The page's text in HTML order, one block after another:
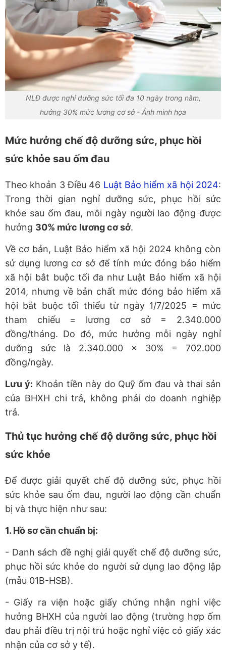
NLĐ được nghỉ dưỡng sức tối đa 10 ngày trong năm,
hưởng 30% mức lương cơ sở - Ảnh minh họa
Mức hưởng chế độ dưỡng sức, phục hồi
sức khỏe sau ốm đau
Theo khoản 3 Điều 46 Luật Bảo hiểm xã hội 2024:
Trong thời gian nghỉ dưỡng sức, phục hồi sức
khỏe sau ốm đau, mỗi ngày người lao động được
hưởng 30% mức lương cơ sở.
Về cơ bản, Luật Bảo hiểm xã hội 2024 không còn
sử dụng lương cơ sở để tính mức đóng bảo hiểm
xã hội bắt buộc tối đa như Luật Bảo hiểm xã hội
2014, nhưng về bản chất mức đóng bảo hiểm xã
hội bắt buộc tối thiểu từ ngày 1/7/2025 = mức
tham chiếu = lương cơ sở = 2.340.000
đồng/tháng. Do đó, mức hưởng mỗi ngày nghỉ
dưỡng sức là 2.340.000 x 30% = 702.000
đồng/ngày.
Lưu ý: Khoản tiền này do Quỹ ốm đau và thai sản
của BHXH chi trả, không phải do doanh nghiệp
trả.
Thủ tục hưởng chế độ dưỡng sức, phục hồi
sức khỏe
Để được giải quyết chế độ dưỡng sức, phục hồi
sức khỏe sau ốm đau, người lao động cần chuẩn
bị và thực hiện như sau:
1. Hồ sơ cần chuẩn bị:
- Danh sách đề nghị giải quyết chế độ dưỡng sức,
phục hồi sức khỏe do người sử dụng lao động lập
(mẫu 01B-HSB).
- Giấy ra viện hoặc giấy chứng nhận nghỉ việc
hưởng BHXH của người lao động (trường hợp ốm
đau phải điều trị nội trú hoặc nghỉ việc có giấy xác
nhận của cơ sở y tế).